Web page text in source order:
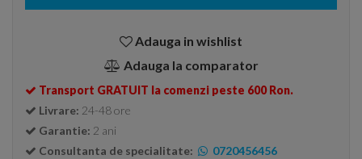
Adauga in wishlist
Adauga la comparator
Transport GRATUIT la comenzi peste 600 Ron.
Livrare: 24-48 ore
Garantie: 2 ani
Consultanta de specialitate:
0720456456